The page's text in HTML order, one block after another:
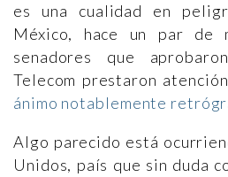
es una cualidad en
México, hace un par de
senadores que
Telecom prestaron
ánimo notablemente
Algo parecido está
Unidos, país que sin duda